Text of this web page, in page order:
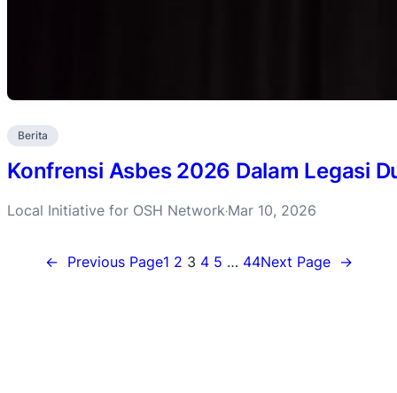
Berita
Konfrensi Asbes 2026 Dalam Legasi
Local Initiative for OSH Network·Mar 10, 2026
← Previous Page1 2 3 4 5 … 44Next Page →